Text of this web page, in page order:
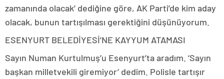
zamanında olacak’ dediğine göre, AK Parti’de kim aday
olacak, bunun tartışılması gerektiğini düşünüyorum.
ESENYURT BELEDİYESİ’NE KAYYUM ATAMASI
Sayın Numan Kurtulmuş’u Esenyurt’ta aradım. ‘Sayın
başkan milletvekili giremiyor’ dedim. Polisle tartışır